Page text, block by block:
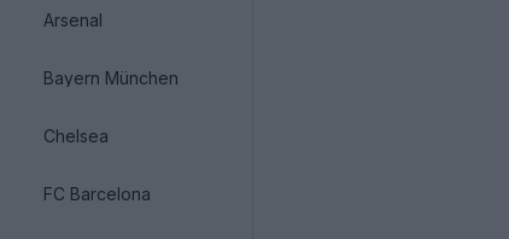
Arsenal
Bayern München
Chelsea
FC Barcelona